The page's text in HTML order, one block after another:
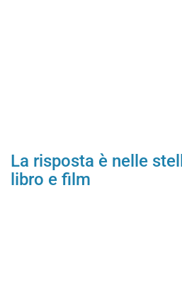
La risposta è nelle
libro e film